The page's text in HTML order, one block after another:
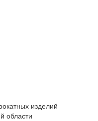
изделий
области